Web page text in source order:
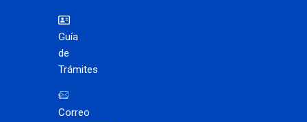
Guía
de
Trámites
Correo